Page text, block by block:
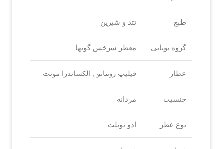
طبع تتد و شیرین
گروه بویایی معطر سرخس گونها
عطار فیلیپ رومانو , الکساندرا مونت
جنسیت مردانه
نوع عطر ادو تویلت